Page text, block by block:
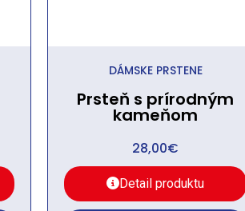
DÁMSKE PRSTENE
Prsteň s prírodným
kameňom
28,00€
Detail produktu